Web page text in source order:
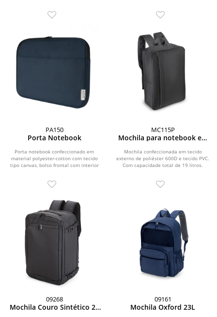
PA150
Porta Notebook
Porta notebook confeccionado em
material polyester-cotton com tecido
tipo canvas, bolso frontal com interior
MC115P
Mochila para notebook em
Mochila confeccionada em tecido
externo de poliéster 600D e tecido PVC.
Com capacidade total de 19 litros.
09268
Mochila Couro Sintético 28
09161
Mochila Oxford 23L